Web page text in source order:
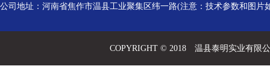
公司地址：河南省焦作市温县工业聚集区纬一路(注意：技术参数和图片
COPYRIGHT © 2018 温县泰明实业有限